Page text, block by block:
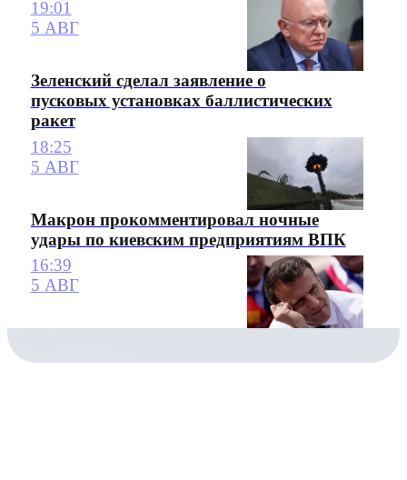
19:01
5 АВГ
Зеленский сделал заявление о
пусковых установках баллистических
ракет
18:25
5 АВГ
Макрон прокомментировал ночные
удары по киевским предприятиям ВПК
16:39
5 АВГ